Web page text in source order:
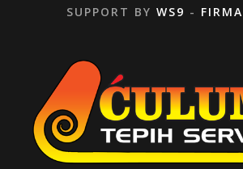
SUPPORT BY WS9 - FIRMA